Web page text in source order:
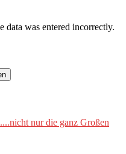
data was entered incorrectly.
nur die ganz Großen